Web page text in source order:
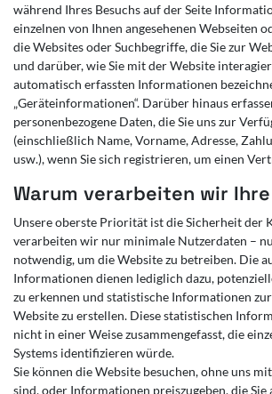
während Ihres Besuchs auf der Seite
einzelnen von Ihnen angesehenen Webseiten
die Websites oder Suchbegriffe, die Sie zur
und darüber, wie Sie mit der Website
automatisch erfassten Informationen
„Geräteinformationen“. Darüber hinaus
personenbezogene Daten, die Sie uns zur
(einschließlich Name, Vorname, Adresse,
usw.), wenn Sie sich registrieren, um einen
Warum verarbeiten wir
Unsere oberste Priorität ist die Sicherheit der
verarbeiten wir nur minimale Nutzerdaten –
notwendig, um die Website zu betreiben. Die
Informationen dienen lediglich dazu,
zu erkennen und statistische Informationen
Website zu erstellen. Diese statistischen
nicht in einer Weise zusammengefasst, die
Systems identifizieren würde.
Sie können die Website besuchen, ohne uns
sind, oder Informationen preiszugeben, die Sie